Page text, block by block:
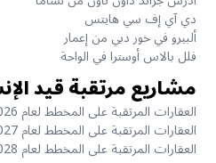
دي آي إف سي هايتس
ألبيرو في خور دبي من إعمار
فلل بالاس أوسترا في الواحة
مشاريع مرتقبة قيد
العقارات المرتقبة على المخطط لعام 2026 في دبي
العقارات المرتقبة على المخطط لعام 2027 في دبي
العقارات المرتقبة على المخطط لعام 2028 في دبي